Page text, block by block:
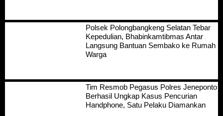
Polsek Polongbangkeng Selatan Tebar
Kepedulian, Bhabinkamtibmas Antar
Langsung Bantuan Sembako ke Rumah
Warga
Tim Resmob Pegasus Polres Jeneponto
Berhasil Ungkap Kasus Pencurian
Handphone, Satu Pelaku Diamankan